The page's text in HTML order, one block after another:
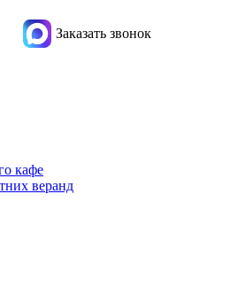
Заказать звонок
кафе
веранд